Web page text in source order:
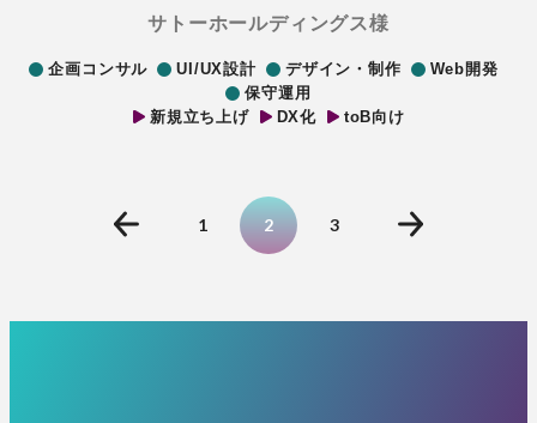
サトーホールディングス様
企画コンサル UI/UX設計 デザイン・制作
Web開発
保守運用
新規立ち上げ
DX化 toB向け
1 2 3